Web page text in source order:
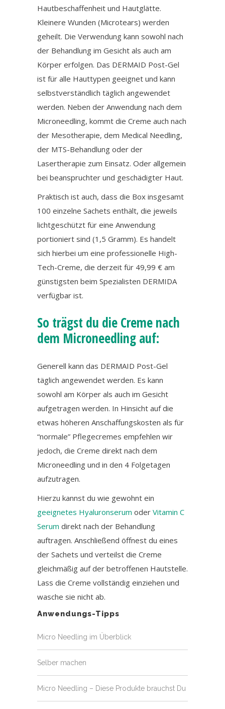
Hautbeschaffenheit und Hautglätte.
Kleinere Wunden (Microtears) werden
geheilt. Die Verwendung kann sowohl nach
der Behandlung im Gesicht als auch am
Körper erfolgen. Das DERMAID Post-Gel
ist für alle Hauttypen geeignet und kann
selbstverständlich täglich angewendet
werden. Neben der Anwendung nach dem
Microneedling, kommt die Creme auch nach
der Mesotherapie, dem Medical Needling,
der MTS-Behandlung oder der
Lasertherapie zum Einsatz. Oder allgemein
bei beanspruchter und geschädigter Haut.
Praktisch ist auch, dass die Box insgesamt
100 einzelne Sachets enthält, die jeweils
lichtgeschützt für eine Anwendung
portioniert sind (1,5 Gramm). Es handelt
sich hierbei um eine professionelle High-
Tech-Creme, die derzeit für 49,99 € am
günstigsten beim Spezialisten DERMIDA
verfügbar ist.
So trägst du die Creme nach
dem Microneedling auf:
Generell kann das DERMAID Post-Gel
täglich angewendet werden. Es kann
sowohl am Körper als auch im Gesicht
aufgetragen werden. In Hinsicht auf die
etwas höheren Anschaffungskosten als für
“normale” Pflegecremes empfehlen wir
jedoch, die Creme direkt nach dem
Microneedling und in den 4 Folgetagen
aufzutragen.
Hierzu kannst du wie gewohnt ein
geeignetes Hyaluronserum oder Vitamin C
Serum direkt nach der Behandlung
auftragen. Anschließend öffnest du eines
der Sachets und verteilst die Creme
gleichmäßig auf der betroffenen Hautstelle.
Lass die Creme vollständig einziehen und
wasche sie nicht ab.
Anwendungs-Tipps
Micro Needling im Überblick
Selber machen
Micro Needling – Diese Produkte brauchst Du